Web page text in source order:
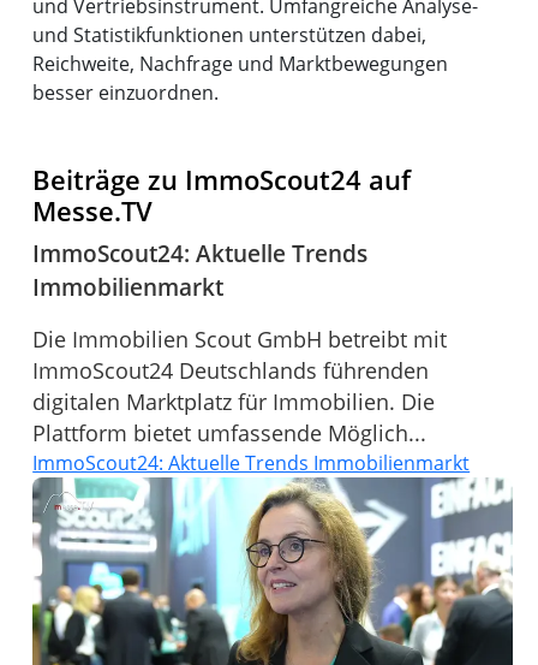
und Vertriebsinstrument. Umfangreiche Analyse-
und Statistikfunktionen unterstützen dabei,
Reichweite, Nachfrage und Marktbewegungen
besser einzuordnen.
Beiträge zu ImmoScout24 auf
Messe.TV
ImmoScout24: Aktuelle Trends
Immobilienmarkt
Die Immobilien Scout GmbH betreibt mit
ImmoScout24 Deutschlands führenden
digitalen Marktplatz für Immobilien. Die
Plattform bietet umfassende Möglich...
ImmoScout24: Aktuelle Trends Immobilienmarkt